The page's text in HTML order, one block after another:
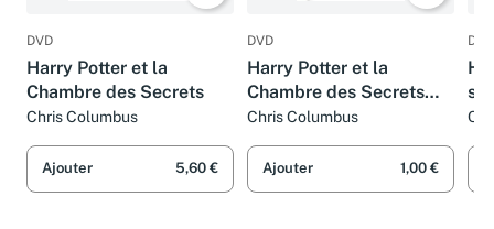
DVD
Harry Potter et la
Chambre des Secrets
Chris Columbus
Ajouter 5,60 €
DVD
Harry Potter et la
Chambre des Secrets
[Édition Spéciale]
Chris Columbus
Ajouter 1,00 €
DVD